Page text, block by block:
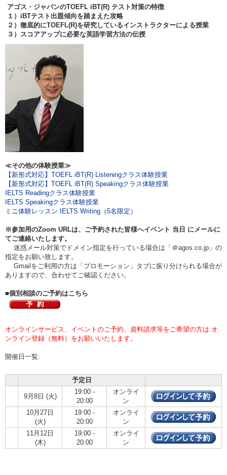
アゴス・ジャパンのTOEFL iBT(R) テスト対策の特徴
１）iBTテスト出題傾向を踏まえた攻略
２）徹底的にTOEFL(R)を研究しているインストラクターによる授業
３）スコアアップに必要な英語学習方法の伝授
≪その他の体験授業≫
【新形式対応】TOEFL iBT(R) Listeningクラス体験授業
【新形式対応】TOEFL iBT(R) Speakingクラス体験授業
IELTS Readingクラス体験授業
IELTS Speakingクラス体験授業
ミニ体験レッスン IELTS Writing（5名限定）
※参加用のZoom URLは、ご予約された皆様へイベント 当日 にメールに
てご連絡いたします。
迷惑メール対策でドメイン指定を行っている場合は「＠agos.co.jp」の
指定をお願い致します。
Gmailをご利用の方は「プロモーション」タブに振り分けられる場合が
ありますので、合わせてご確認ください。
■個別相談のご予約はこちら
オンラインサービス、イベントのご予約、資料請求等をご希望の方は オ
ンライン登録（無料）をお願いいたします。
開催日一覧:
予定日
9月8日 (火)
19:00 -
20:00
オンライ
ン
10月27日
(火)
19:00 -
20:00
オンライ
ン
11月12日
(木)
19:00 -
20:00
オンライ
ン